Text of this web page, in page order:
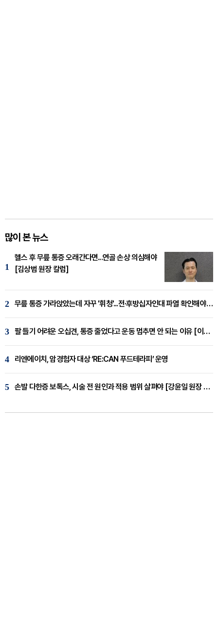
많이 본 뉴스
1
헬스 후 무릎 통증 오래간다면...연골 손상 의심해야
[김상범 원장 칼럼]
2 무릎 통증 가라앉았는데 자꾸 '휘청'...전·후방십자인대 파열 확인해야 [곽우경 원장 칼럼]
3 팔 들기 어려운 오십견, 통증 줄었다고 운동 멈추면 안 되는 이유 [이병욱 원장 칼럼]
4 리엔에이치, 암경험자 대상 ‘RE:CAN 푸드테라피’ 운영
5 손발 다한증 보톡스, 시술 전 원인과 적용 범위 살펴야 [강윤일 원장 칼럼]